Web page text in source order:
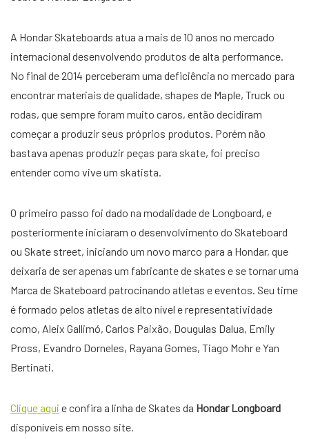
A Hondar Skateboards atua a mais de 10 anos no mercado
internacional desenvolvendo produtos de alta performance.
No final de 2014 perceberam uma deficiência no mercado para
encontrar materiais de qualidade, shapes de Maple, Truck ou
rodas, que sempre foram muito caros, então decidiram
começar a produzir seus próprios produtos. Porém não
bastava apenas produzir peças para skate, foi preciso
entender como vive um skatista.
O primeiro passo foi dado na modalidade de Longboard, e
posteriormente iniciaram o desenvolvimento do Skateboard
ou Skate street, iniciando um novo marco para a Hondar, que
deixaria de ser apenas um fabricante de skates e se tornar uma
Marca de Skateboard patrocinando atletas e eventos. Seu time
é formado pelos atletas de alto nível e representatividade
como, Aleix Gallimó, Carlos Paixão, Dougulas Dalua, Emily
Pross, Evandro Dorneles, Rayana Gomes, Tiago Mohr e Yan
Bertinati.
Clique aqui e confira a linha de Skates da Hondar Longboard
disponíveis em nosso site.